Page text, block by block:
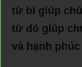
từ bi giúp
từ đó giúp
và hạnh